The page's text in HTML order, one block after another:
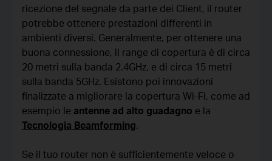
ricezione del segnale da parte dei Client, il router
potrebbe ottenere prestazioni differenti in
ambienti diversi. Generalmente, per ottenere una
buona connessione, il range di copertura è di circa
20 metri sulla banda 2.4GHz, e di circa 15 metri
sulla banda 5GHz. Esistono poi innovazioni
finalizzate a migliorare la copertura Wi-Fi, come ad
esempio le antenne ad alto guadagno e la
Tecnologia Beamforming.
Se il tuo router non è sufficientemente veloce o